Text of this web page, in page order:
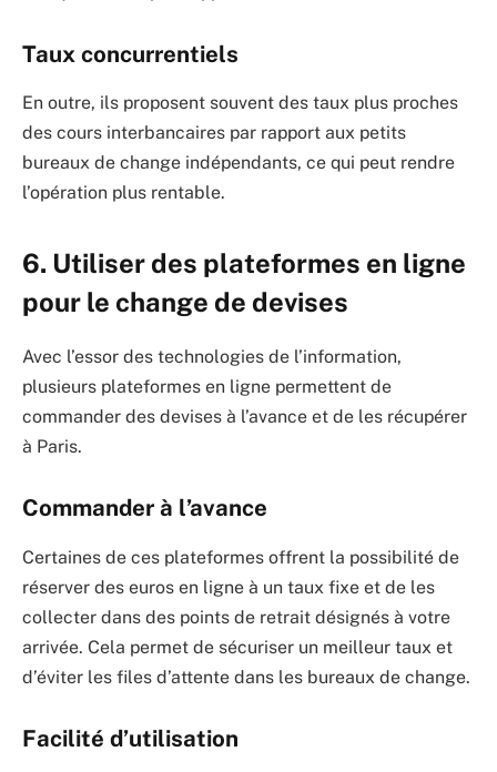
Taux concurrentiels
En outre, ils proposent souvent des taux plus proches
des cours interbancaires par rapport aux petits
bureaux de change indépendants, ce qui peut rendre
l’opération plus rentable.
6. Utiliser des plateformes en ligne
pour le change de devises
Avec l’essor des technologies de l’information,
plusieurs plateformes en ligne permettent de
commander des devises à l’avance et de les récupérer
à Paris.
Commander à l’avance
Certaines de ces plateformes offrent la possibilité de
réserver des euros en ligne à un taux fixe et de les
collecter dans des points de retrait désignés à votre
arrivée. Cela permet de sécuriser un meilleur taux et
d’éviter les files d’attente dans les bureaux de change.
Facilité d’utilisation